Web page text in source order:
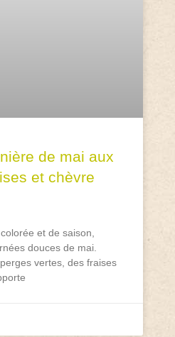
de mai aux
et chèvre
et de saison,
douces de mai.
vertes, des fraises